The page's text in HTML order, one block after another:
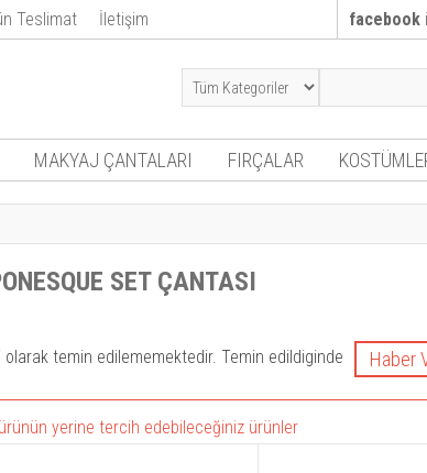
Teslimat İletişim facebook
MAKYAJ ÇANTALARI FIRÇALAR
SET ÇANTASI
olarak temin edilememektedir. Temin edildiginde
yerine tercih edebileceğiniz ürünler